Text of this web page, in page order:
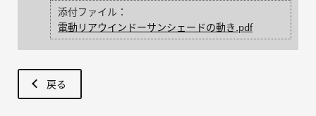
添付ファイル：
電動リアウインドーサンシェードの動き.pdf
戻る